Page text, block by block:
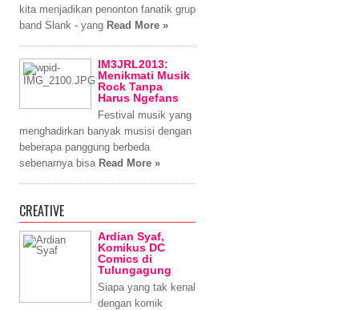
kita menjadikan penonton fanatik grup
band Slank - yang Read More »
IM3JRL2013:
Menikmati Musik
Rock Tanpa
Harus Ngefans
Festival musik yang
menghadirkan banyak musisi dengan
beberapa panggung berbeda
sebenarnya bisa Read More »
CREATIVE
Ardian Syaf,
Komikus DC
Comics di
Tulungagung
Siapa yang tak kenal
dengan komik